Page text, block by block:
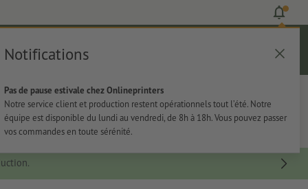
Notifications
Pas de pause estivale chez Onlineprinters
Notre service client et production restent opérationnels tout l’été. Notre
équipe est disponible du lundi au vendredi, de 8h à 18h. Vous pouvez passer
vos commandes en toute sérénité.
Panier
Papeterie Autocollants